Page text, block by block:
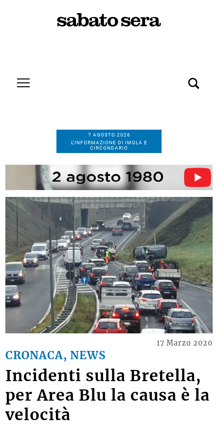
7 AGOSTO 2026
L’INFORMAZIONE DI IMOLA E
CIRCONDARIO
CRONACA, NEWS
17 Marzo 2020
Incidenti sulla Bretella,
per Area Blu la causa è la
velocità